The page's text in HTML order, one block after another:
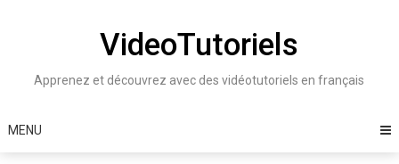
VideoTutoriels
Apprenez et découvrez avec des vidéotutoriels en français
MENU